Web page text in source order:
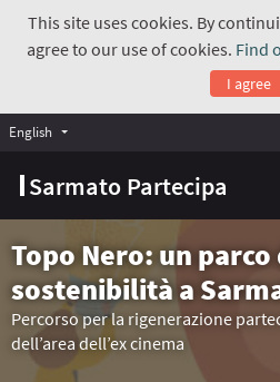
This site uses cookies. By
agree to our use of cookies. Find
I agree
Sarmato Partecipa
English Choose language
Topo Nero: un
sostenibilità a
Percorso per la rigenerazione
dell’area dell’ex cinema